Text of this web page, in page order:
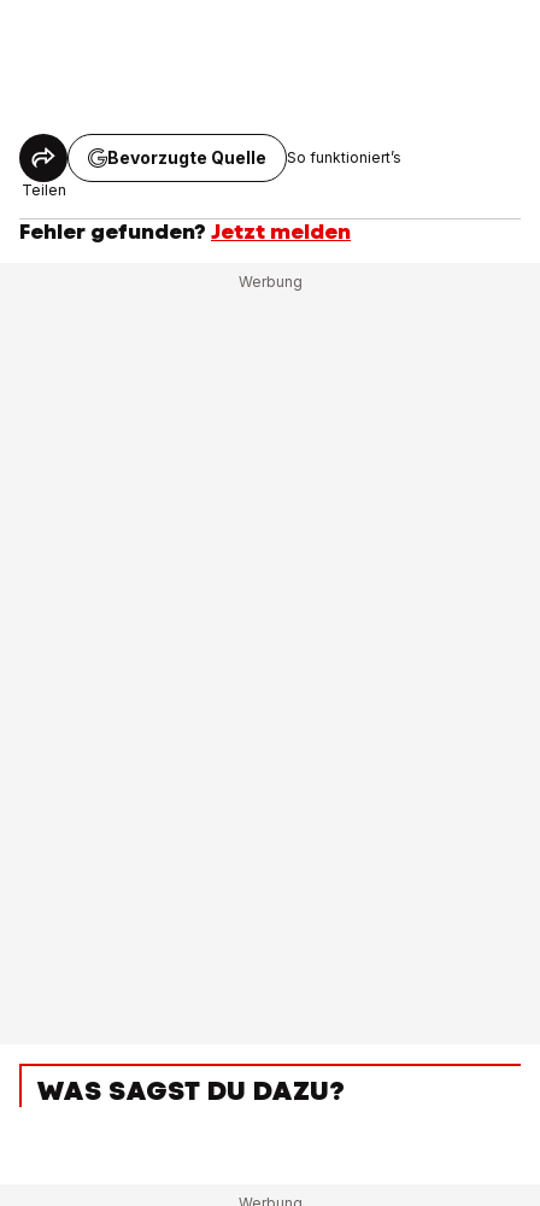
Teilen
Bevorzugte Quelle So funktioniert’s
Fehler gefunden? Jetzt melden
WAS SAGST DU DAZU?